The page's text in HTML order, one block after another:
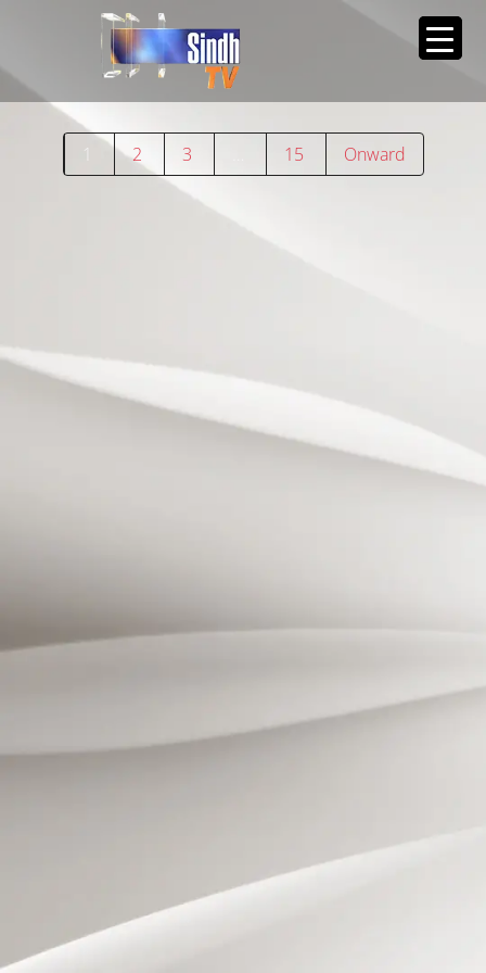
1 2 3 15 Onward